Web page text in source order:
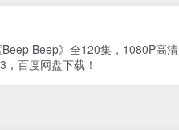
Beep》全120集，1080P高清
百度网盘下载！